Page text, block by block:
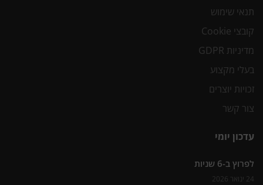
תנאי שימוש
קובצי Cookie
מדיניות GDPR
בעלי מקצוע
זכויות יוצרים
צור קשר
עדכון יומי
לפרוץ ב-6 שניות
24 ינואר 2026